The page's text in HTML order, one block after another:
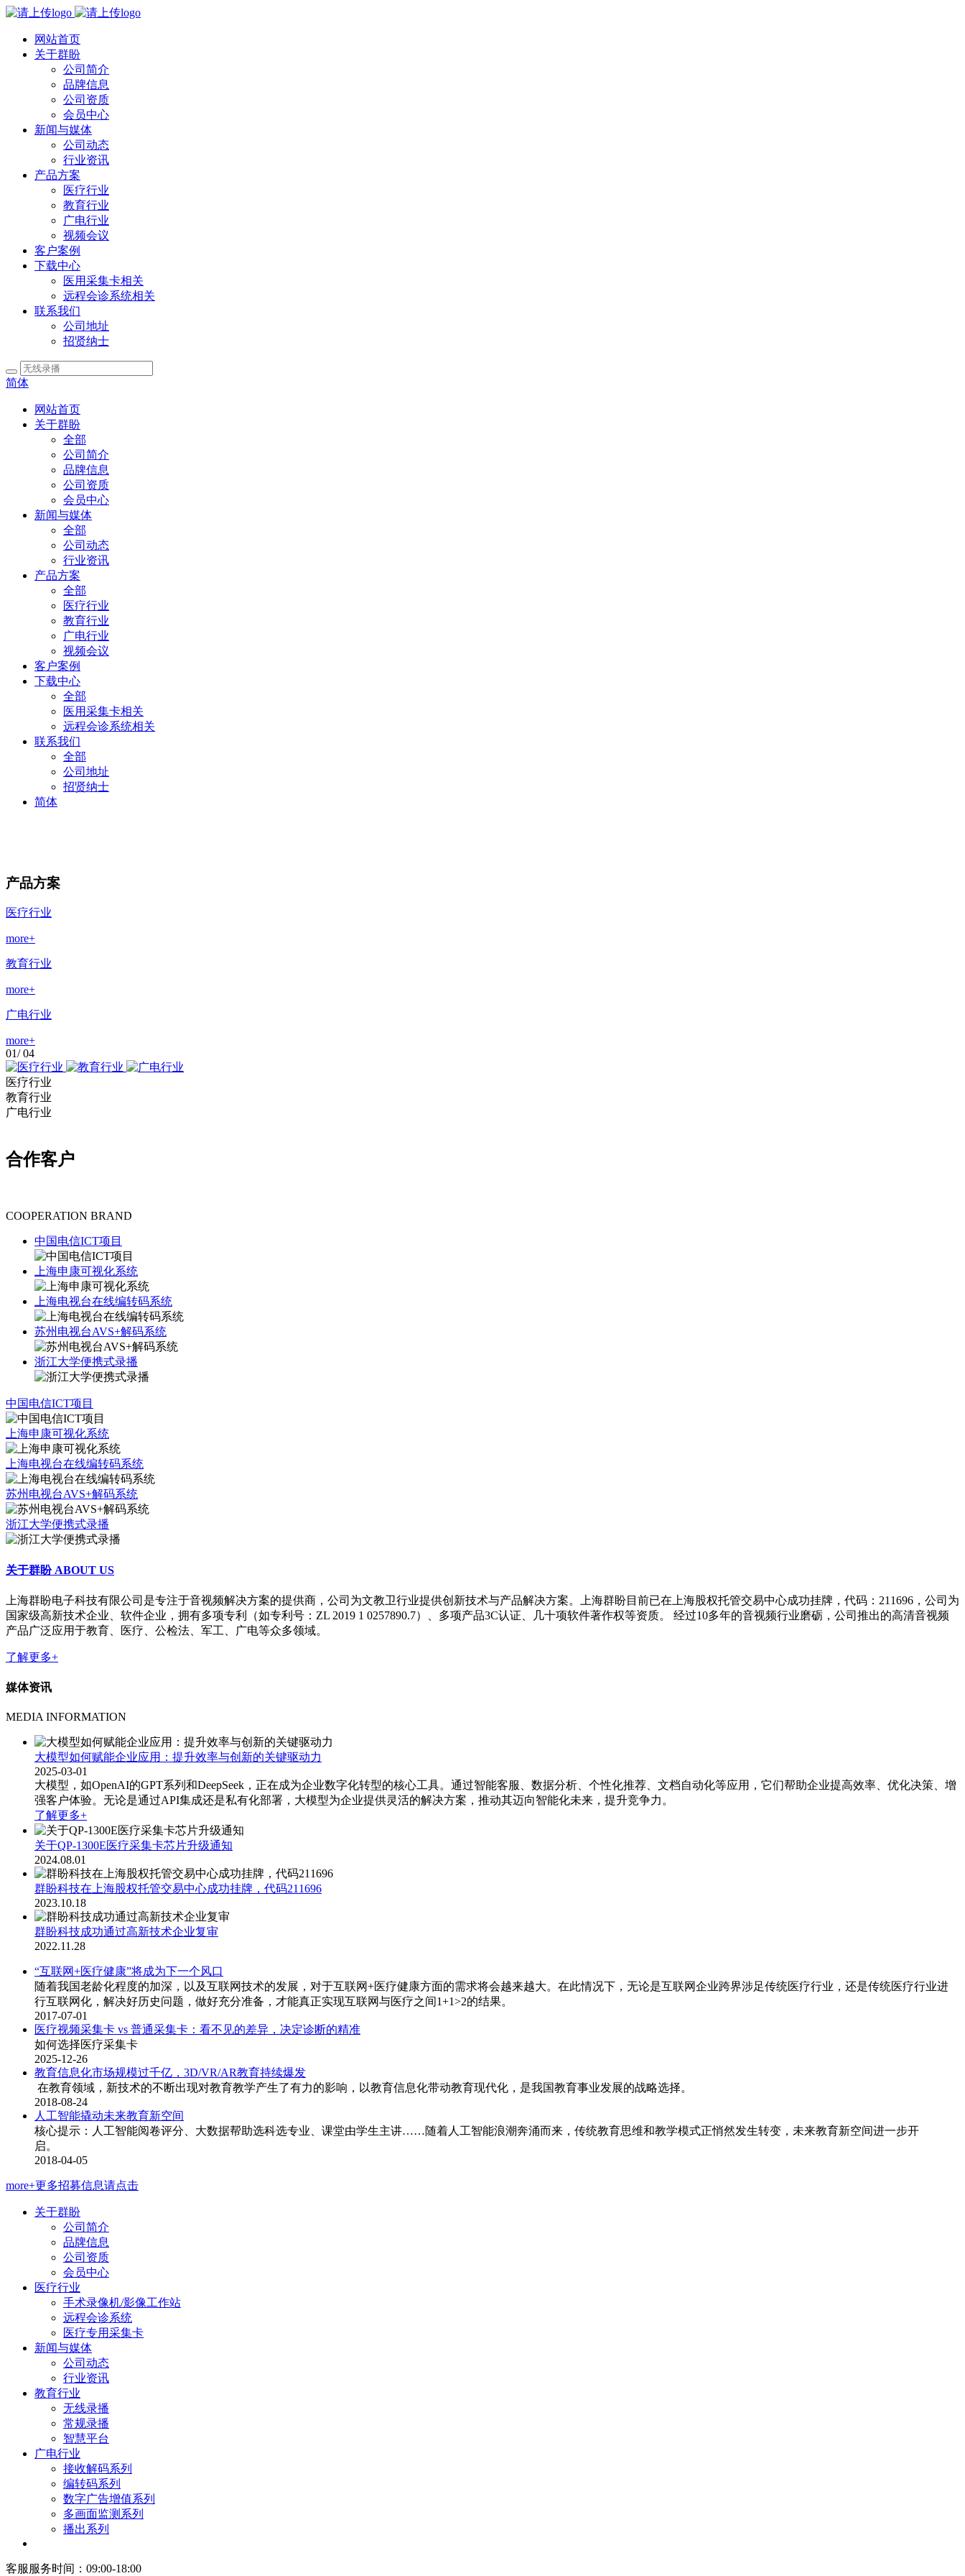
网站首页
关于群盼
公司简介
品牌信息
公司资质
会员中心
新闻与媒体
公司动态
行业资讯
产品方案
医疗行业
教育行业
广电行业
视频会议
客户案例
下载中心
医用采集卡相关
远程会诊系统相关
联系我们
公司地址
招贤纳士
简体
网站首页
关于群盼
全部
公司简介
品牌信息
公司资质
会员中心
新闻与媒体
全部
公司动态
行业资讯
产品方案
全部
医疗行业
教育行业
广电行业
视频会议
客户案例
下载中心
全部
医用采集卡相关
远程会诊系统相关
联系我们
全部
公司地址
招贤纳士
简体
产品方案
医疗行业
more+
教育行业
more+
广电行业
more+
01/04
医疗行业
教育行业
广电行业
合作客户
COOPERATION BRAND
中国电信ICT项目
上海申康可视化系统
上海电视台在线编转码系统
苏州电视台AVS+解码系统
浙江大学便携式录播
中国电信ICT项目
上海申康可视化系统
上海电视台在线编转码系统
苏州电视台AVS+解码系统
浙江大学便携式录播
关于群盼 ABOUT US
上海群盼电子科技有限公司是专注于音视频解决方案的提供商，公司为文教卫行业提供创新技术与产品解决方案。上海群盼目前已在上海股权托管交易中心成功挂牌，代码：211696，公司为
国家级高新技术企业、软件企业，拥有多项专利（如专利号：ZL 2019 1 0257890.7）、多项产品3C认证、几十项软件著作权等资质。 经过10多年的音视频行业磨砺，公司推出的高清音视频
产品广泛应用于教育、医疗、公检法、军工、广电等众多领域。
了解更多+
媒体资讯
MEDIA INFORMATION
大模型如何赋能企业应用：提升效率与创新的关键驱动力
2025-03-01
大模型，如OpenAI的GPT系列和DeepSeek，正在成为企业数字化转型的核心工具。通过智能客服、数据分析、个性化推荐、文档自动化等应用，它们帮助企业提高效率、优化决策、增
强客户体验。无论是通过API集成还是私有化部署，大模型为企业提供灵活的解决方案，推动其迈向智能化未来，提升竞争力。
了解更多+
关于QP-1300E医疗采集卡芯片升级通知
2024.08.01
群盼科技在上海股权托管交易中心成功挂牌，代码211696
2023.10.18
群盼科技成功通过高新技术企业复审
2022.11.28
“互联网+医疗健康”将成为下一个风口
随着我国老龄化程度的加深，以及互联网技术的发展，对于互联网+医疗健康方面的需求将会越来越大。在此情况下，无论是互联网企业跨界涉足传统医疗行业，还是传统医疗行业进
行互联网化，解决好历史问题，做好充分准备，才能真正实现互联网与医疗之间1+1>2的结果。
2017-07-01
医疗视频采集卡 vs 普通采集卡：看不见的差异，决定诊断的精准
如何选择医疗采集卡
2025-12-26
教育信息化市场规模过千亿，3D/VR/AR教育持续爆发
在教育领域，新技术的不断出现对教育教学产生了有力的影响，以教育信息化带动教育现代化，是我国教育事业发展的战略选择。
2018-08-24
人工智能撬动未来教育新空间
核心提示：人工智能阅卷评分、大数据帮助选科选专业、课堂由学生主讲……随着人工智能浪潮奔涌而来，传统教育思维和教学模式正悄然发生转变，未来教育新空间进一步开
启。
2018-04-05
more+更多招募信息请点击
关于群盼
公司简介
品牌信息
公司资质
会员中心
医疗行业
手术录像机/影像工作站
远程会诊系统
医疗专用采集卡
新闻与媒体
公司动态
行业资讯
教育行业
无线录播
常规录播
智慧平台
广电行业
接收解码系列
编转码系列
数字广告增值系列
多画面监测系列
播出系列
客服服务时间：09:00-18:00